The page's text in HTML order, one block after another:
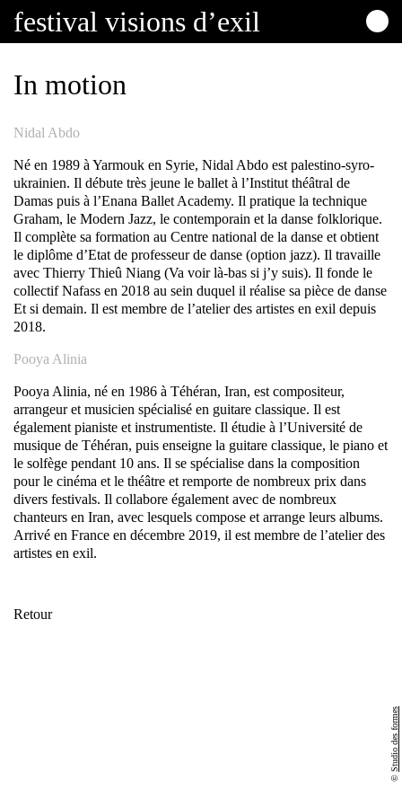
festival visions d’exil
In motion
Nidal Abdo
Né en 1989 à Yarmouk en Syrie, Nidal Abdo est palestino-syro-
ukrainien. Il débute très jeune le ballet à l’Institut théâtral de
Damas puis à l’Enana Ballet Academy. Il pratique la technique
Graham, le Modern Jazz, le contemporain et la danse folklorique.
Il complète sa formation au Centre national de la danse et obtient
le diplôme d’Etat de professeur de danse (option jazz). Il travaille
avec Thierry Thieû Niang (Va voir là-bas si j’y suis). Il fonde le
collectif Nafass en 2018 au sein duquel il réalise sa pièce de danse
Et si demain. Il est membre de l’atelier des artistes en exil depuis
2018.
Pooya Alinia
Pooya Alinia, né en 1986 à Téhéran, Iran, est compositeur,
arrangeur et musicien spécialisé en guitare classique. Il est
également pianiste et instrumentiste. Il étudie à l’Université de
musique de Téhéran, puis enseigne la guitare classique, le piano et
le solfège pendant 10 ans. Il se spécialise dans la composition
pour le cinéma et le théâtre et remporte de nombreux prix dans
divers festivals. Il collabore également avec de nombreux
chanteurs en Iran, avec lesquels compose et arrange leurs albums.
Arrivé en France en décembre 2019, il est membre de l’atelier des
artistes en exil.
Retour
©
Studio des formes